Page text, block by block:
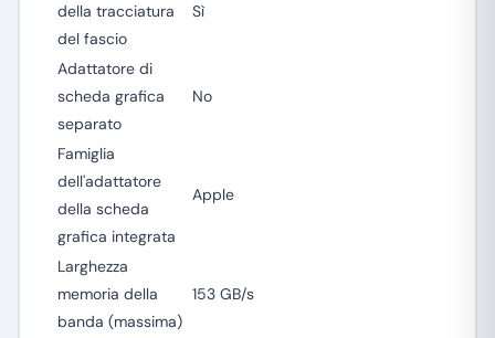
della tracciatura
del fascio
Sì
Adattatore di
scheda grafica
separato
No
Famiglia
dell'adattatore
della scheda
grafica integrata
Apple
Larghezza
memoria della
banda (massima)
153 GB/s